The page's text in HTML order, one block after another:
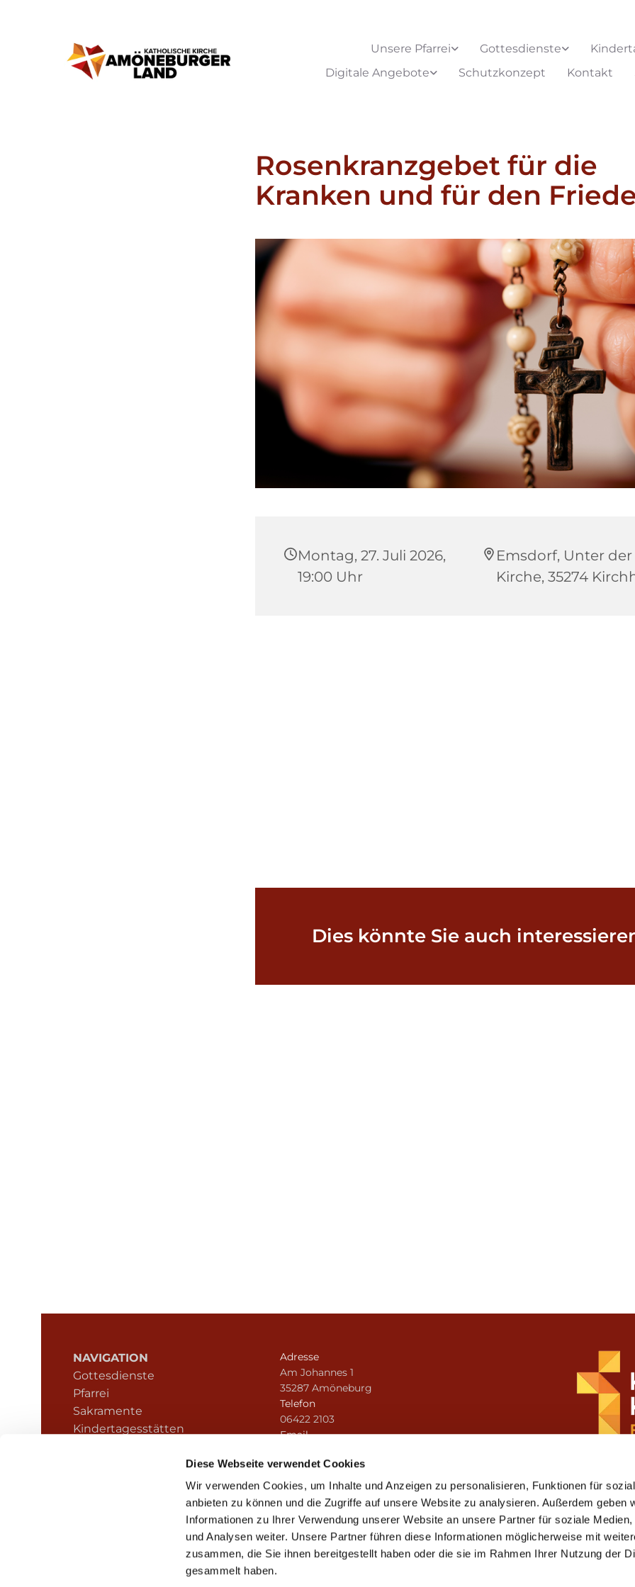
Diese Webseite verwendet Cookies
Wir verwenden Cookies, um Inhalte und Anzeigen zu personalisieren, Funktionen für
anbieten zu können und die Zugriffe auf unsere Website zu analysieren. Außerdem geben
Informationen zu Ihrer Verwendung unserer Website an unsere Partner für soziale Medien,
und Analysen weiter. Unsere Partner führen diese Informationen möglicherweise mit
zusammen, die Sie ihnen bereitgestellt haben oder die sie im Rahmen Ihrer Nutzung der
gesammelt haben.
Unsere Pfarrei Gottesdienste
Digitale Angebote
Schutzkonzept Kontakt
Rosenkranzgebet für die
Kranken und für den
Montag, 27. Juli 2026,
19:00 Uhr
Emsdorf, Unter der
Kirche, 35274
Dies könnte Sie auch
NAVIGATION
Gottesdienste
Pfarrei
Sakramente
Kindertagesstätten
Hinweisgeberschutz
Adresse
Am Johannes 1
35287 Amöneburg
Telefon
06422 2103
Email
Impressum Datenschutzerklärung ChurchDesk-